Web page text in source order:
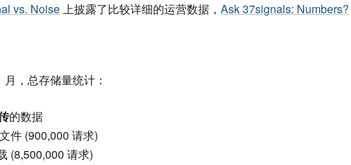
vs. Noise上披露了比较详细的运营数据， Ask 37signals: Numbers?
，总存储量统计：
的数据
件 (900,000 请求)
(8,500,000 请求)